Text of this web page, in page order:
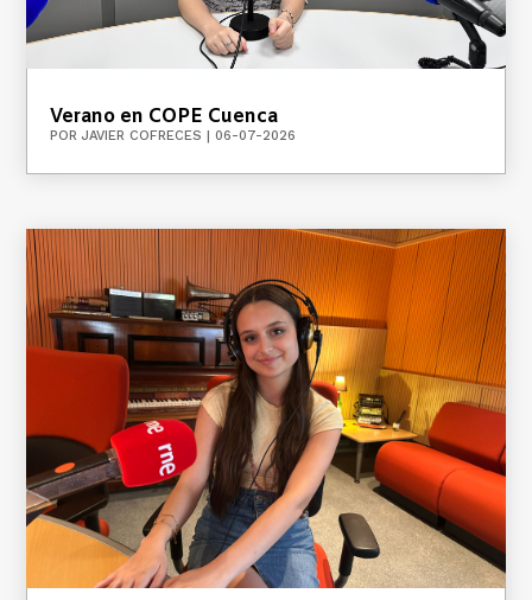
Verano en COPE Cuenca
PORJAVIER COFRECES | 06-07-2026